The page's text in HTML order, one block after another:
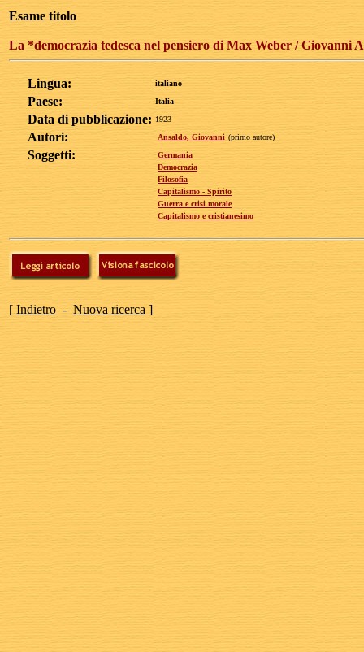
Esame titolo
La *democrazia tedesca nel pensiero di Max Weber / Giovanni
Lingua: italiano
Paese: Italia
Data di pubblicazione: 1923
Autori: Ansaldo, Giovanni (primo autore)
Soggetti:
Germania
Democrazia
Filosofia
Capitalismo - Spirito
Guerra e crisi morale
Capitalismo e cristianesimo
[ Indietro - Nuova ricerca ]